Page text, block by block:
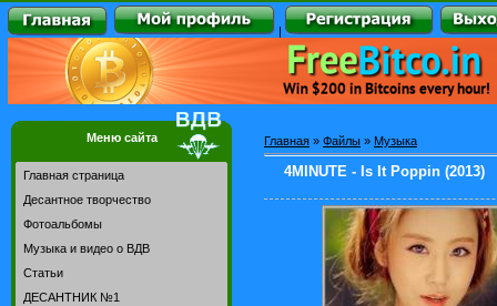
|
Меню сайта
Главная страница
Десантное творчество
Фотоальбомы
Музыка и видео о ВДВ
Статьи
ДЕСАНТНИК №1
Главная » Файлы » Музыка
4MINUTE - Is It Poppin (2013)